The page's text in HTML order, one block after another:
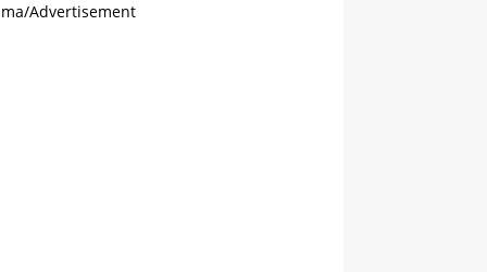
Advertisement